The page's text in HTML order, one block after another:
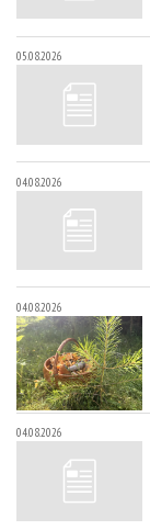
05.08.2026
04.08.2026
04.08.2026
04.08.2026